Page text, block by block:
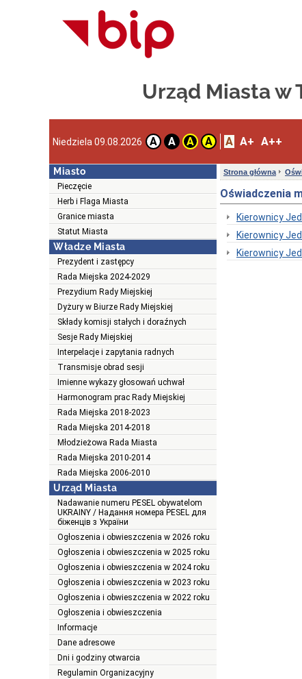
Urząd Miasta w
Niedziela 09.08.2026 A A A A A A+ A++
Miasto
Pieczęcie
Herb i Flaga Miasta
Granice miasta
Statut Miasta
Władze Miasta
Prezydent i zastępcy
Rada Miejska 2024-2029
Prezydium Rady Miejskiej
Dyżury w Biurze Rady Miejskiej
Składy komisji stałych i doraźnych
Sesje Rady Miejskiej
Interpelacje i zapytania radnych
Transmisje obrad sesji
Imienne wykazy głosowań uchwał
Harmonogram prac Rady Miejskiej
Rada Miejska 2018-2023
Rada Miejska 2014-2018
Młodzieżowa Rada Miasta
Rada Miejska 2010-2014
Rada Miejska 2006-2010
Urząd Miasta
Nadawanie numeru PESEL obywatelom
UKRAINY / Надання номера PESEL для
біженців з України
Ogłoszenia i obwieszczenia w 2026 roku
Ogłoszenia i obwieszczenia w 2025 roku
Ogłoszenia i obwieszczenia w 2024 roku
Ogłoszenia i obwieszczenia w 2023 roku
Ogłoszenia i obwieszczenia w 2022 roku
Ogłoszenia i obwieszczenia
Informacje
Dane adresowe
Dni i godziny otwarcia
Regulamin Organizacyjny
Strona główna
Oświadczenia
Kierownicy
Kierownicy
Kierownicy